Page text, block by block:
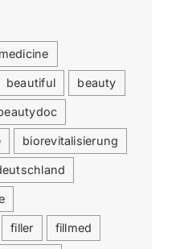
beautiful beauty
biorevitalisierung
filler fillmed